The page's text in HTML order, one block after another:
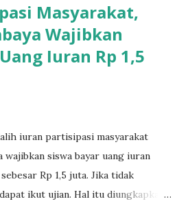
Masyarakat,
Wajibkan
Iuran Rp 1,5
iuran partisipasi masyarakat
wajibkan siswa bayar uang iuran
Rp 1,5 juta. Jika tidak
ikut ujian. Hal itu diungkapkan